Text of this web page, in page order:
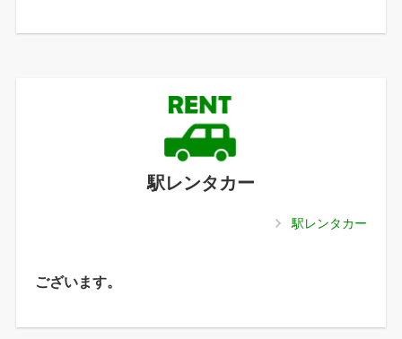
駅レンタカー
駅レンタカー
ございます。